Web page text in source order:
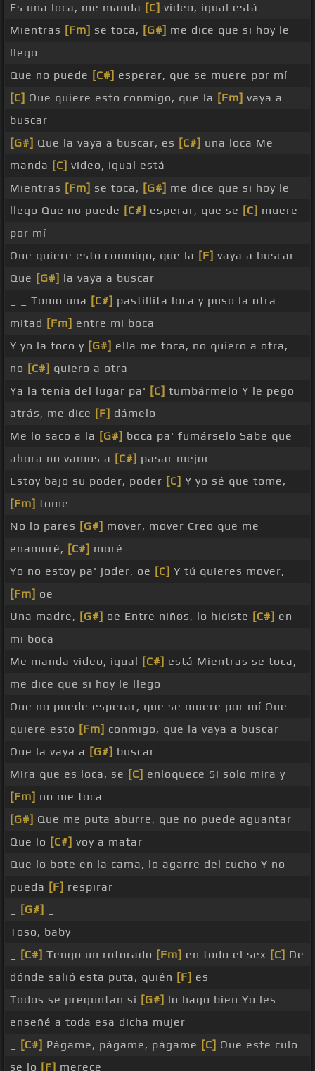
Es una loca, me manda [C] video, igual está
Mientras [Fm] se toca, [G#] me dice que si hoy le
llego
Que no puede [C#] esperar, que se muere por mí
[C] Que quiere esto conmigo, que la [Fm] vaya a
buscar
[G#] Que la vaya a buscar, es [C#] una loca Me
manda [C] video, igual está
Mientras [Fm] se toca, [G#] me dice que si hoy le
llego Que no puede [C#] esperar, que se [C] muere
por mí
Que quiere esto conmigo, que la [F] vaya a buscar
Que [G#] la vaya a buscar
_ _ Tomo una [C#] pastillita loca y puso la otra
mitad [Fm] entre mi boca
Y yo la toco y [G#] ella me toca, no quiero a otra,
no [C#] quiero a otra
Ya la tenía del lugar pa' [C] tumbármelo Y le pego
atrás, me dice [F] dámelo
Me lo saco a la [G#] boca pa' fumárselo Sabe que
ahora no vamos a [C#] pasar mejor
Estoy bajo su poder, poder [C] Y yo sé que tome,
[Fm] tome
No lo pares [G#] mover, mover Creo que me
enamoré, [C#] moré
Yo no estoy pa' joder, oe [C] Y tú quieres mover,
[Fm] oe
Una madre, [G#] oe Entre niños, lo hiciste [C#] en
mi boca
Me manda video, igual [C#] está Mientras se toca,
me dice que si hoy le llego
Que no puede esperar, que se muere por mí Que
quiere esto [Fm] conmigo, que la vaya a buscar
Que la vaya a [G#] buscar
Mira que es loca, se [C] enloquece Si solo mira y
[Fm] no me toca
[G#] Que me puta aburre, que no puede aguantar
Que lo [C#] voy a matar
Que lo bote en la cama, lo agarre del cucho Y no
pueda [F] respirar
[G#]
Toso, baby
[C#] Tengo un rotorado [Fm] en todo el sex [C] De
dónde salió esta puta, quién [F] es
Todos se preguntan si [G#] lo hago bien Yo les
enseñé a toda esa dicha mujer
[C#] Págame, págame, págame [C] Que este culo
se lo [F] merece